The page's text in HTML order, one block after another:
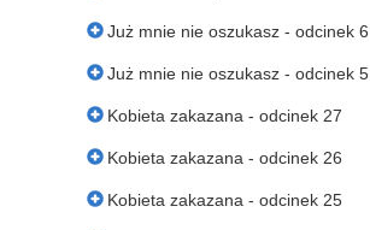
Już mnie nie oszukasz - odcinek 6
Już mnie nie oszukasz - odcinek 5
Kobieta zakazana - odcinek 27
Kobieta zakazana - odcinek 26
Kobieta zakazana - odcinek 25